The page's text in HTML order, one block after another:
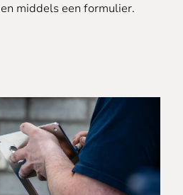
middels een formulier.